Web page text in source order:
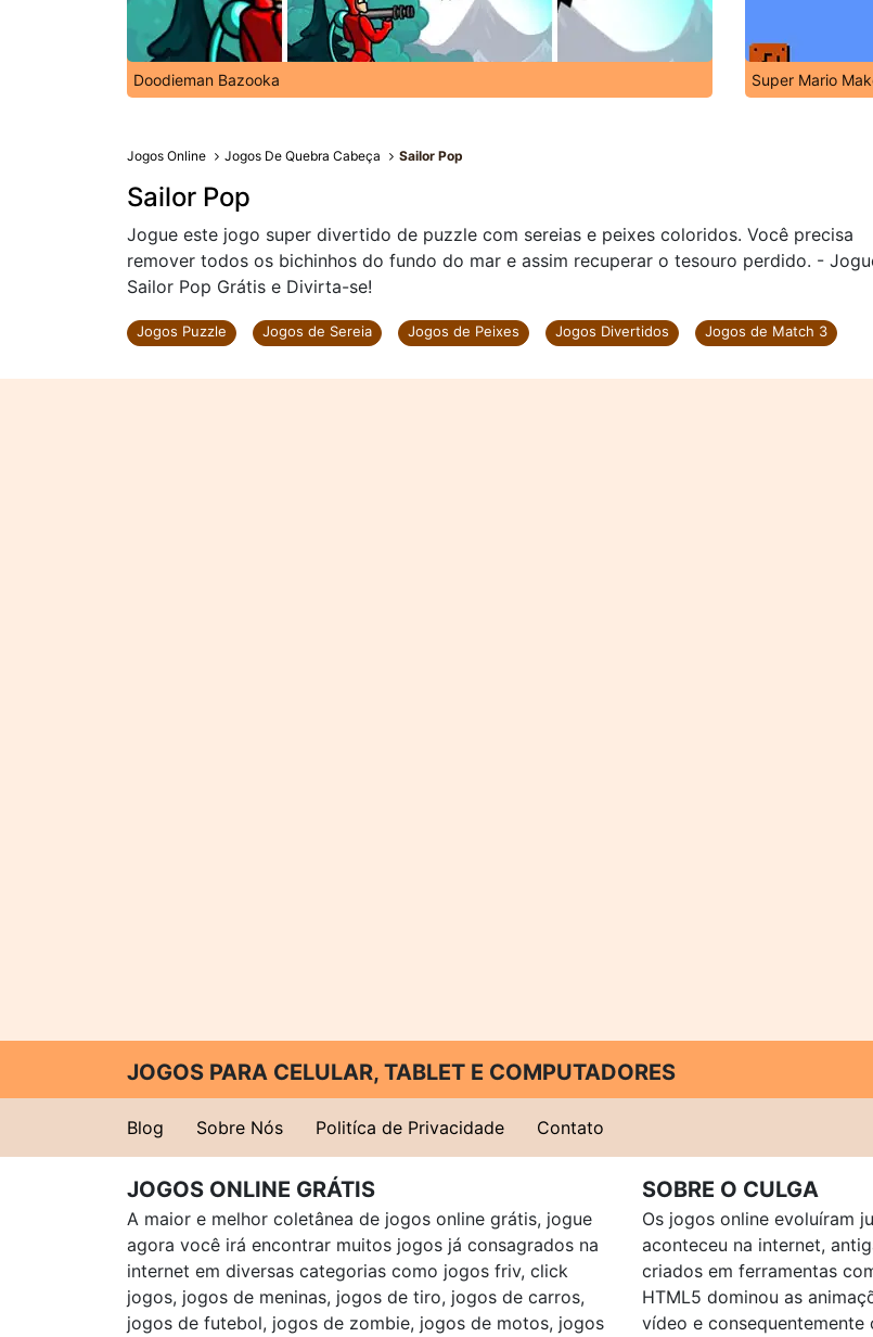
Doodieman Bazooka Super Mario
Jogos Online Jogos De Quebra Cabeça Sailor Pop
Sailor Pop
Jogue este jogo super divertido de puzzle com sereias e peixes coloridos. Você precisa
remover todos os bichinhos do fundo do mar e assim recuperar o tesouro perdido. -
Sailor Pop Grátis e Divirta-se!
Jogos Puzzle Jogos de Sereia Jogos de Peixes Jogos Divertidos Jogos de Match 3
JOGOS PARA CELULAR, TABLET E COMPUTADORES
Blog Sobre Nós Politíca de Privacidade Contato
JOGOS ONLINE GRÁTIS
A maior e melhor coletânea de jogos online grátis, jogue
agora você irá encontrar muitos jogos já consagrados na
internet em diversas categorias como jogos friv, click
jogos, jogos de meninas, jogos de tiro, jogos de carros,
jogos de futebol, jogos de zombie, jogos de motos, jogos
SOBRE O CULGA
Os jogos online evoluíram
aconteceu na internet,
criados em ferramentas
HTML5 dominou as
vídeo e